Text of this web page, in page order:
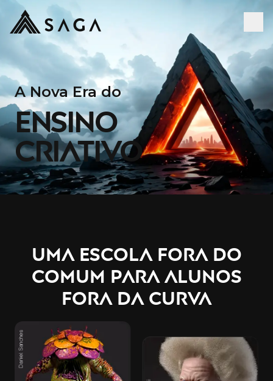
A Nova Era do
ENSINO
CRIATIVO
UMA ESCOLA FORA DO
COMUM PARA ALUNOS
FORA DA CURVA